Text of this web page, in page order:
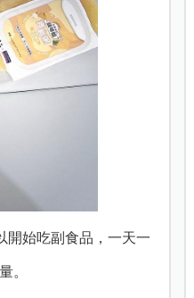
開始吃副食品，一天一
。